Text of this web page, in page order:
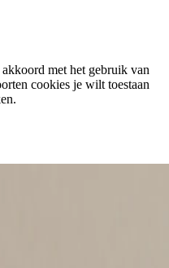
met het gebruik van
cookies je wilt toestaan